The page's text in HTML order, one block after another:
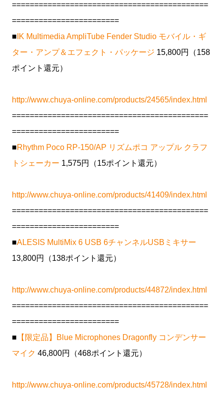
============================================
========================
■ IK Multimedia AmpliTube Fender Studio モバイル・ギ
ター・アンプ＆エフェクト・パッケージ 15,800円（158
ポイント還元）
http://www.chuya-online.com/products/24565/index.html
============================================
========================
■Rhythm Poco RP-150/AP リズムポコ アップル クラフ
トシェーカー 1,575円（15ポイント還元）
http://www.chuya-online.com/products/41409/index.html
============================================
========================
■ALESIS MultiMix 6 USB 6チャンネルUSBミキサー
13,800円（138ポイント還元）
http://www.chuya-online.com/products/44872/index.html
============================================
========================
■ 【限定品】Blue Microphones Dragonfly コンデンサー
マイク 46,800円（468ポイント還元）
http://www.chuya-online.com/products/45728/index.html